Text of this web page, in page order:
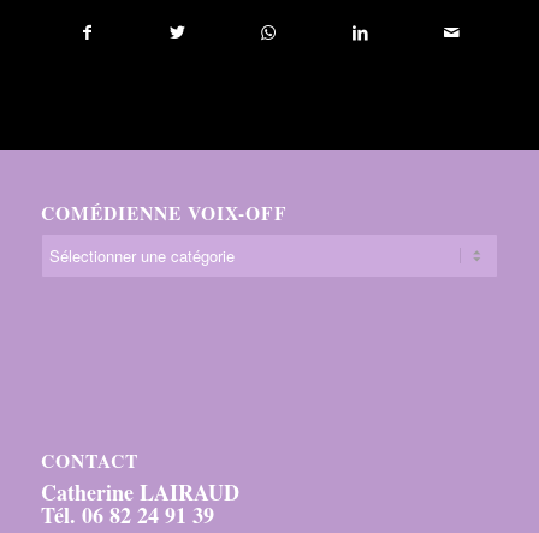
COMÉDIENNE VOIX-OFF
CONTACT
Catherine LAIRAUD
Tél. 06 82 24 91 39